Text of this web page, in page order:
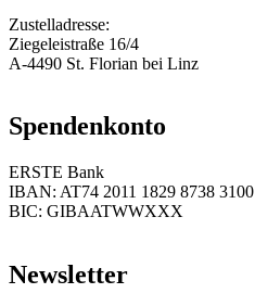
Zustelladresse:
Ziegeleistraße 16/4
A-4490 St. Florian bei Linz
Spendenkonto
ERSTE Bank
IBAN: AT74 2011 1829 8738 3100
BIC: GIBAATWWXXX
Newsletter